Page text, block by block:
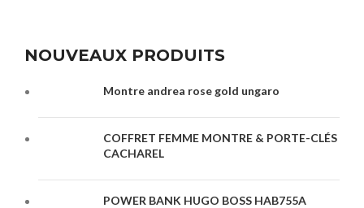
NOUVEAUX PRODUITS
Montre andrea rose gold ungaro
COFFRET FEMME MONTRE & PORTE-CLÉS
CACHAREL
POWER BANK HUGO BOSS HAB755A